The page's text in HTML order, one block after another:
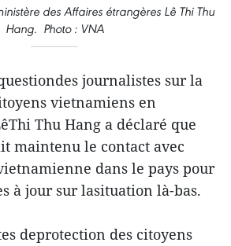
des Affaires étrangères Lê Thi Thu
Hang. Photo : VNA
journalistes sur la
vietnamiens en
Thu Hang a déclaré que
maintenu le contact avec
dans le pays pour
à jour sur lasituation là-bas.
deprotection des citoyens